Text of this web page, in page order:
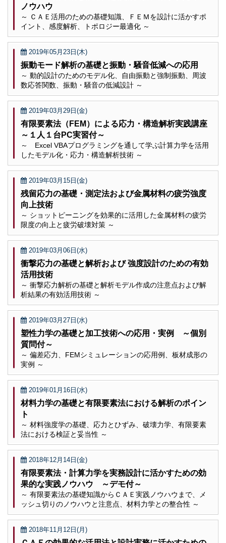
ノウハウ
～ ＣＡＥ活用のための基礎知識、ＦＥＭを設計に活かすポ
イント、感度解析、トポロジー最適化 ～
2019年05月23日(木)
振動モード解析の基礎と振動・騒音低減への応用
～ 動的設計のためのモデル化、自由振動と強制振動、周波
数応答関数、振動・騒音の低減設計 ～
2019年03月29日(金)
有限要素法（FEM）による応力・構造解析実践講座
～１人１台PC実習付～
～ Excel VBAプログラミングを通して学ぶ計算力学を活用
したモデル化・応力・構造解析技術 ～
2019年03月15日(金)
残留応力の基礎・測定法および金属材料の疲労強度
向上技術
～ ショットピーニングを効果的に活用した金属材料の疲労
限度の向上と疲労破壊対策 ～
2019年03月06日(水)
衝撃応力の基礎と解析および 強度設計のための有効
活用技術
～ 衝撃応力解析の基礎と解析モデル作成の注意点および解
析結果の有効活用技術 ～
2019年03月27日(水)
塑性力学の基礎と加工技術への応用・実例 ～個別
質問付～
～ 偏差応力、FEMシミュレーションの応用例、板材成形の
実例 ～
2019年01月16日(水)
材料力学の基礎と有限要素法における解析のポイン
ト
～ 材料強度学の基礎、応力とひずみ、破壊力学、有限要素
法における検証と妥当性 ～
2018年12月14日(金)
有限要素法・計算力学を実務設計に活かすための効
果的な実践ノウハウ ～デモ付～
～ 有限要素法の基礎知識からＣＡＥ実践ノウハウまで、メ
ッシュ切りのノウハウと注意点、材料力学との整合性 ～
2018年11月12日(月)